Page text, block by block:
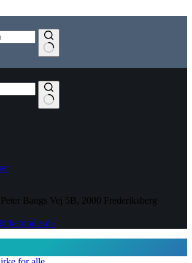
Peter Bangs Vej 5B, 2000 Frederiksberg